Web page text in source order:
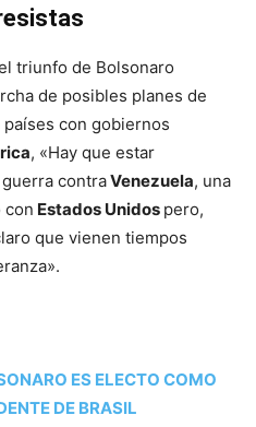
triunfo de Bolsonaro
de posibles planes de
con gobiernos
, «Hay que estar
contraVenezuela, una
con Estados Unidos pero,
que vienen tiempos
ES ELECTO COMO
DE BRASIL